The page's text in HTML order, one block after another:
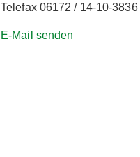
Telefax 06172 / 14-10-3836
E-Mail senden